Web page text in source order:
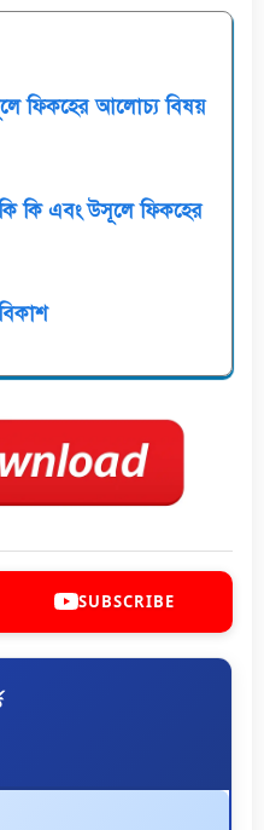
ফিকহের আলোচ্য বিষয়
কি এবং উসূলে ফিকহের
SUBSCRIBE